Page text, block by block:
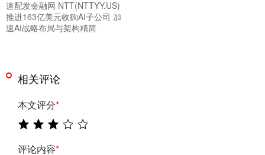
速配发金融网 NTT(NTTYY.US)
推进163亿美元收购AI子公司 加
速AI战略布局与架构精简
相关评论
本文评分*
评论内容*